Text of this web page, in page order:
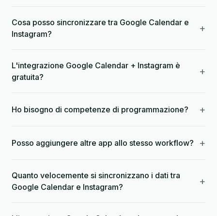
Cosa posso sincronizzare tra Google Calendar e
Instagram?
+
L'integrazione Google Calendar + Instagram è
gratuita?
+
Ho bisogno di competenze di programmazione? +
Posso aggiungere altre app allo stesso workflow? +
Quanto velocemente si sincronizzano i dati tra
Google Calendar e Instagram?
+